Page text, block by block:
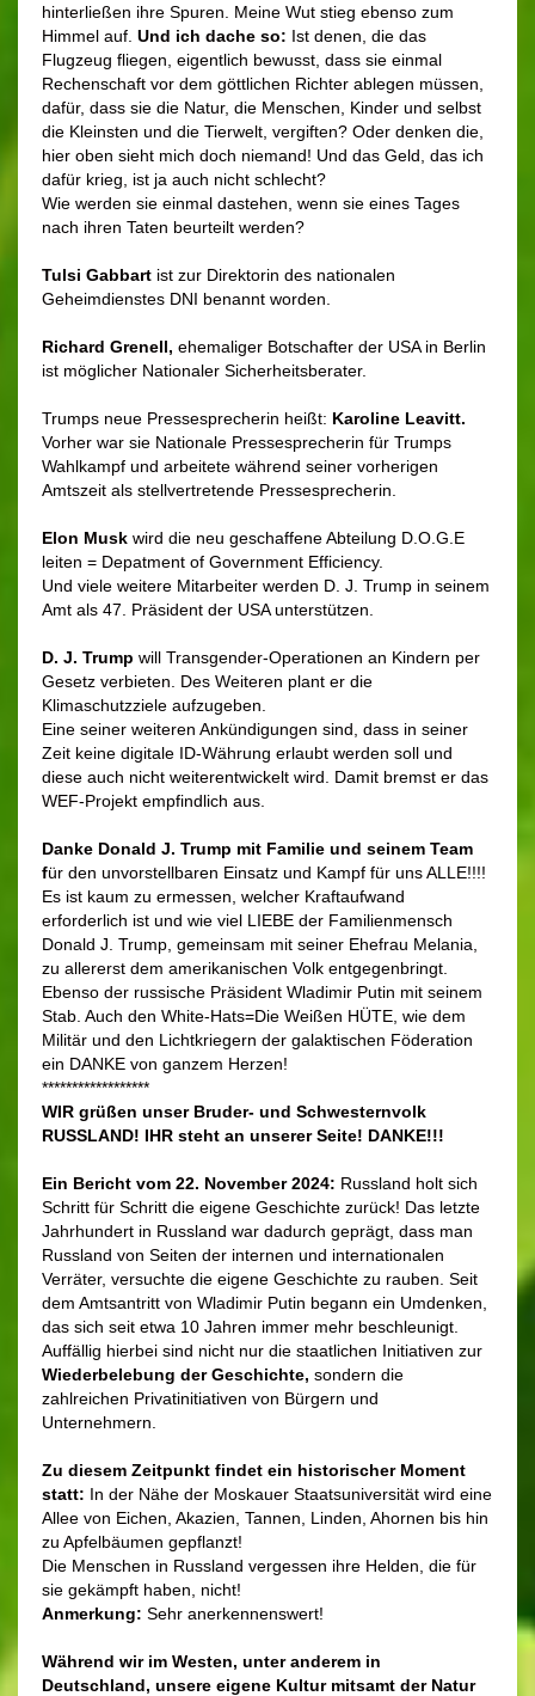
hinterließen ihre Spuren. Meine Wut stieg ebenso zum
Himmel auf. Und ich dache so: Ist denen, die das
Flugzeug fliegen, eigentlich bewusst, dass sie einmal
Rechenschaft vor dem göttlichen Richter ablegen müssen,
dafür, dass sie die Natur, die Menschen, Kinder und selbst
die Kleinsten und die Tierwelt, vergiften? Oder denken die,
hier oben sieht mich doch niemand! Und das Geld, das ich
dafür krieg, ist ja auch nicht schlecht?
Wie werden sie einmal dastehen, wenn sie eines Tages
nach ihren Taten beurteilt werden?
Tulsi Gabbart ist zur Direktorin des nationalen
Geheimdienstes DNI benannt worden.
Richard Grenell, ehemaliger Botschafter der USA in Berlin
ist möglicher Nationaler Sicherheitsberater.
Trumps neue Pressesprecherin heißt: Karoline Leavitt.
Vorher war sie Nationale Pressesprecherin für Trumps
Wahlkampf und arbeitete während seiner vorherigen
Amtszeit als stellvertretende Pressesprecherin.
Elon Musk wird die neu geschaffene Abteilung D.O.G.E
leiten = Depatment of Government Efficiency.
Und viele weitere Mitarbeiter werden D. J. Trump in seinem
Amt als 47. Präsident der USA unterstützen.
D. J. Trump will Transgender-Operationen an Kindern per
Gesetz verbieten. Des Weiteren plant er die
Klimaschutzziele aufzugeben.
Eine seiner weiteren Ankündigungen sind, dass in seiner
Zeit keine digitale ID-Währung erlaubt werden soll und
diese auch nicht weiterentwickelt wird. Damit bremst er das
WEF-Projekt empfindlich aus.
Danke Donald J. Trump mit Familie und seinem Team
für den unvorstellbaren Einsatz und Kampf für uns ALLE!!!!
Es ist kaum zu ermessen, welcher Kraftaufwand
erforderlich ist und wie viel LIEBE der Familienmensch
Donald J. Trump, gemeinsam mit seiner Ehefrau Melania,
zu allererst dem amerikanischen Volk entgegenbringt.
Ebenso der russische Präsident Wladimir Putin mit seinem
Stab. Auch den White-Hats=Die Weißen HÜTE, wie dem
Militär und den Lichtkriegern der galaktischen Föderation
ein DANKE von ganzem Herzen!
******************
WIR grüßen unser Bruder- und Schwesternvolk
RUSSLAND! IHR steht an unserer Seite! DANKE!!!
Ein Bericht vom 22. November 2024: Russland holt sich
Schritt für Schritt die eigene Geschichte zurück! Das letzte
Jahrhundert in Russland war dadurch geprägt, dass man
Russland von Seiten der internen und internationalen
Verräter, versuchte die eigene Geschichte zu rauben. Seit
dem Amtsantritt von Wladimir Putin begann ein Umdenken,
das sich seit etwa 10 Jahren immer mehr beschleunigt.
Auffällig hierbei sind nicht nur die staatlichen Initiativen zur
Wiederbelebung der Geschichte, sondern die
zahlreichen Privatinitiativen von Bürgern und
Unternehmern.
Zu diesem Zeitpunkt findet ein historischer Moment
statt: In der Nähe der Moskauer Staatsuniversität wird eine
Allee von Eichen, Akazien, Tannen, Linden, Ahornen bis hin
zu Apfelbäumen gepflanzt!
Die Menschen in Russland vergessen ihre Helden, die für
sie gekämpft haben, nicht!
Anmerkung: Sehr anerkennenswert!
Während wir im Westen, unter anderem in
Deutschland, unsere eigene Kultur mitsamt der Natur